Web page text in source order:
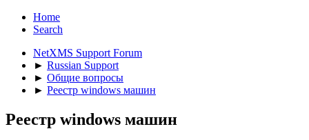
Home
Search
NetXMS Support Forum
► Russian Support
► Общие вопросы
► Реестр windows машин
Реестр windows машин